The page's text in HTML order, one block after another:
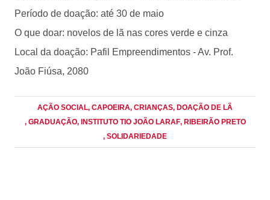
Período de doação: até 30 de maio
O que doar: novelos de lã nas cores verde e cinza
Local da doação: Pafil Empreendimentos - Av. Prof.
João Fiúsa, 2080
AÇÃO SOCIAL, CAPOEIRA, CRIANÇAS, DOAÇÃO DE LÃ
, GRADUAÇÃO, INSTITUTO TIO JOÃO LARAF, RIBEIRÃO PRETO
, SOLIDARIEDADE